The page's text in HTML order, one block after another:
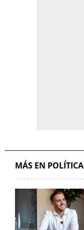
MÁS EN POLÍTICA